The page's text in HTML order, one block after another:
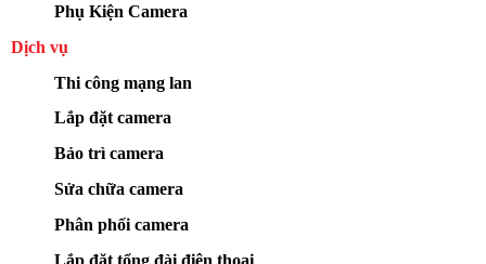
Phụ Kiện Camera
Dịch vụ
Thi công mạng lan
Lắp đặt camera
Bảo trì camera
Sửa chữa camera
Phân phối camera
Lắp đặt tổng đài điện thoại